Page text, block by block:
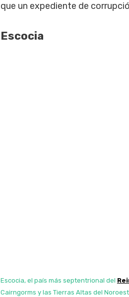
que un expediente de
Escocia
Escocia, el país más septentrional del
Cairngorms y las Tierras Altas del